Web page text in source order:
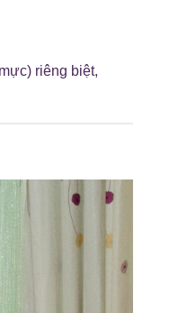
riêng biệt,